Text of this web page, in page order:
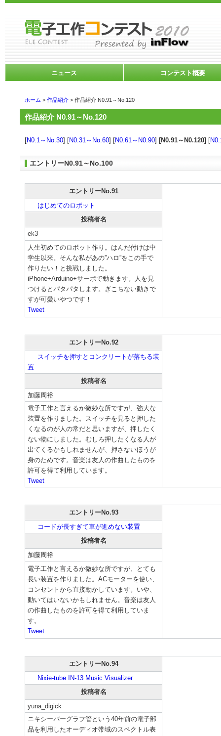
ニュース コンテスト概要
ホーム > 作品紹介 > 作品紹介 N0.91～No.120
作品紹介 N0.91～No.120
[N0.1～No.30] [N0.31～No.60] [N0.61～N0.90] [N0.91～N0.120] [
エントリーN0.91～No.100
エントリーNo.91
はじめてのロボット
投稿者名
ek3
人生初めてのロボット作り。はんだ付けは中
学生以来。そんな私があの”ハロ”をこの手で
作りたい！と挑戦しました。
iPhone+Arduino+サーボで動きます。人を見
つけるとパタパタします。ぎこちない動きで
すが可愛いやつです！
Tweet
エントリーNo.92
スイッチを押すとコンクリートが落ちる装
置
投稿者名
加藤周裕
電子工作と言えるか微妙な所ですが、強大な
装置を作りました。スイッチを見ると押した
くなるのが人の常だと思いますが、押したく
ない物にしました。むしろ押したくなる人が
出てくるかもしれませんが、押さないほうが
身のためです。音楽は友人の作曲したものを
許可を得て利用しています。
Tweet
エントリーNo.93
コードが長すぎて車が進めない装置
投稿者名
加藤周裕
電子工作と言えるか微妙な所ですが、とても
長い装置を作りました。ACモーターを使い、
コンセントから直接動かしています。いや、
動いてはいないかもしれません。音楽は友人
の作曲したものを許可を得て利用していま
す。
Tweet
エントリーNo.94
Nixie-tube IN-13 Music Visualizer
投稿者名
yuna_digick
ニキシーバーグラフ管という40年前の電子部
品を利用したオーディオ帯域のスペクトル表